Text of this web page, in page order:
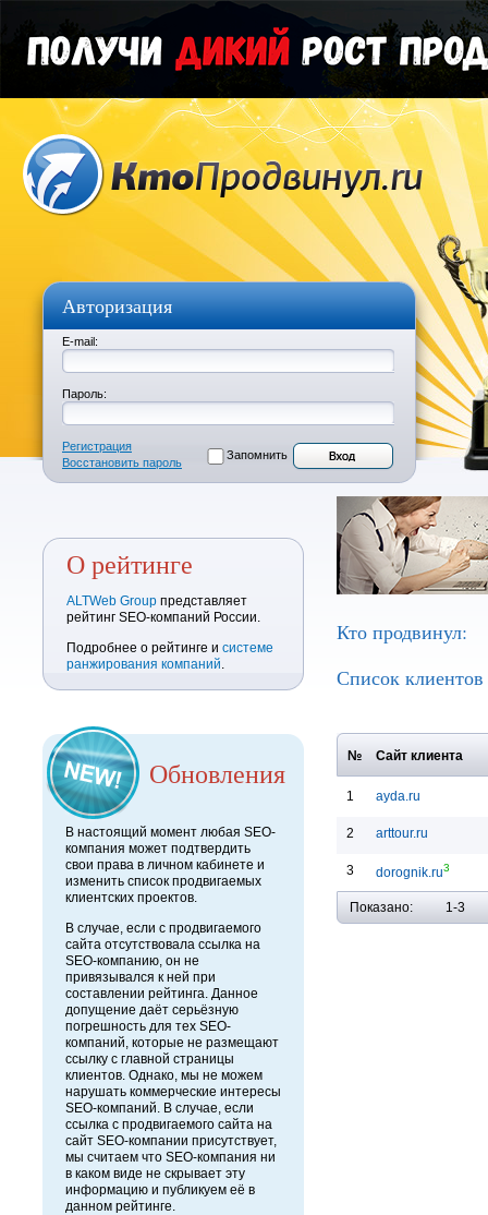
Авторизация
E-mail:
Пароль:
Регистрация
Восстановить пароль
Запомнить
О рейтинге
ALTWeb Group представляет
рейтинг SEO-компаний России.
Подробнее о рейтинге и системе
ранжирования компаний.
Обновления
В настоящий момент любая SEO-
компания может подтвердить
свои права в личном кабинете и
изменить список продвигаемых
клиентских проектов.
В случае, если с продвигаемого
сайта отсутствовала ссылка на
SEO-компанию, он не
привязывался к ней при
составлении рейтинга. Данное
допущение даёт серьёзную
погрешность для тех SEO-
компаний, которые не размещают
ссылку с главной страницы
клиентов. Однако, мы не можем
нарушать коммерческие интересы
SEO-компаний. В случае, если
ссылка с продвигаемого сайта на
сайт SEO-компании присутствует,
мы считаем что SEO-компания ни
в каком виде не скрывает эту
информацию и публикуем её в
данном рейтинге.
Кто продвинул:
Список
№ Сайт клиента
1 ayda.ru
2 arttour.ru
3 dorognik.ru3
Показано: 1-3